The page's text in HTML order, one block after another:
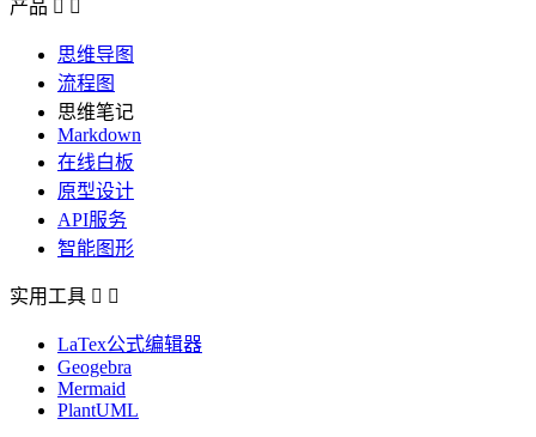
产品  
思维导图
流程图
思维笔记
Markdown
在线白板
原型设计
API服务
智能图形
实用工具  
LaTex公式编辑器
Geogebra
Mermaid
PlantUML